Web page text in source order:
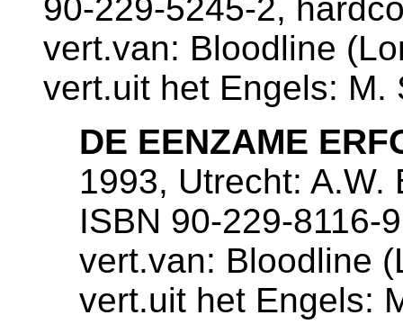
90-229-5245-2,
vert.van: Bloodline
vert.uit het Engels: M.
DE EENZAME
1993, Utrecht:
ISBN 90-229-8116-
vert.van: Bloodline
vert.uit het Engels: